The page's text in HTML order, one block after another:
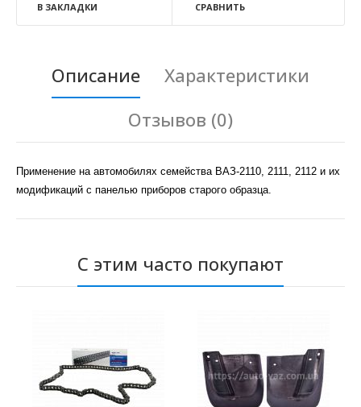
В ЗАКЛАДКИ СРАВНИТЬ
Описание
Характеристики
Отзывов (0)
Применение на автомобилях семейства ВАЗ-2110, 2111, 2112 и их
модификаций с панелью приборов старого образца.
С этим часто покупают